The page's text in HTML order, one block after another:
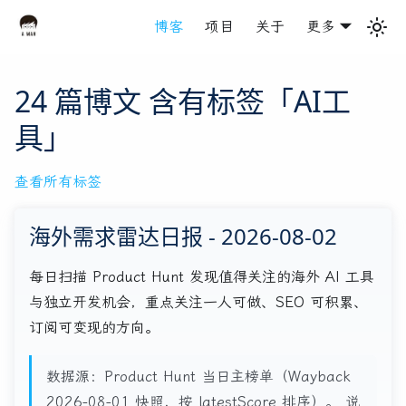
博客 项目 关于 更多
24 篇博文 含有标签「AI工
具」
查看所有标签
海外需求雷达日报 - 2026-08-02
每日扫描 Product Hunt 发现值得关注的海外 AI 工具
与独立开发机会，重点关注一人可做、SEO 可积累、
订阅可变现的方向。
数据源：Product Hunt 当日主榜单（Wayback
2026-08-01 快照，按 latestScore 排序）。 说